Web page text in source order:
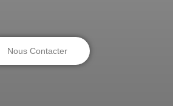
Nous Contacter